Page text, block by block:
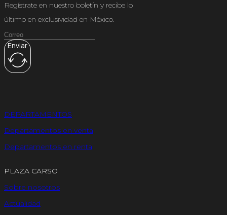
Regístrate en nuestro boletín y recibe lo
último en exclusividad en México.
Enviar
DEPARTAMENTOS
Departamentos en venta
Departamentos en renta
PLAZA CARSO
Sobre nosotros
Actualidad